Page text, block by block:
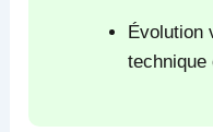
Évolution
technique